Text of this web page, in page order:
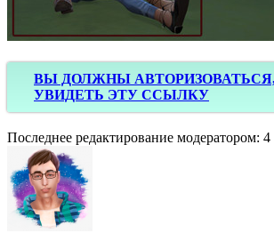
ВЫ ДОЛЖНЫ
УВИДЕТЬ ЭТУ ССЫЛКУ
Последнее редактирование модератором: 4